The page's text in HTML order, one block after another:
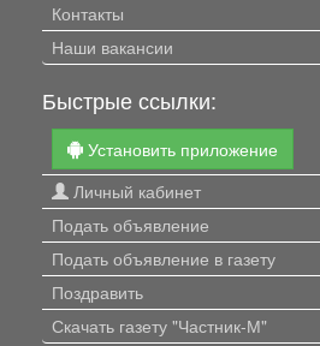
Контакты
Наши вакансии
Быстрые ссылки:
Установить приложение
Личный кабинет
Подать объявление
Подать объявление в газету
Поздравить
Скачать газету "Частник-М"